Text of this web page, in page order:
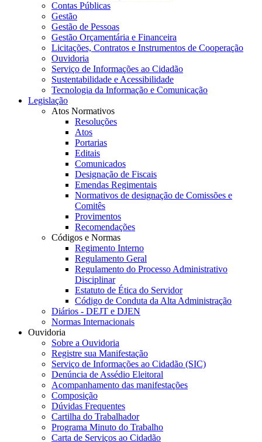
Contas Públicas
Gestão
Gestão de Pessoas
Gestão Orçamentária e Financeira
Licitações, Contratos e Instrumentos de Cooperação
Ouvidoria
Serviço de Informações ao Cidadão
Sustentabilidade e Acessibilidade
Tecnologia da Informação e Comunicação
Legislação
Atos Normativos
Resoluções
Atos
Portarias
Editais
Comunicados
Designação de Fiscais
Emendas Regimentais
Normativos de designação de Comissões e
Comitês
Provimentos
Recomendações
Códigos e Normas
Regimento Interno
Regulamento Geral
Regulamento do Processo Administrativo
Disciplinar
Estatuto de Ética do Servidor
Código de Conduta da Alta Administração
Diários - DEJT e DJEN
Normas Internacionais
Ouvidoria
Sobre a Ouvidoria
Registre sua Manifestação
Serviço de Informações ao Cidadão (SIC)
Denúncia de Assédio Eleitoral
Acompanhamento das manifestações
Composição
Dúvidas Frequentes
Cartilha do Trabalhador
Programa Minuto do Trabalho
Carta de Serviços ao Cidadão